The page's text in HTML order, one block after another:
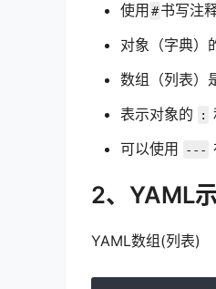
使用 #书写注释
对象（字典）
数组（列表）
表示对象的
:
可以使用
---
2、YAML
YAML数组(列表)